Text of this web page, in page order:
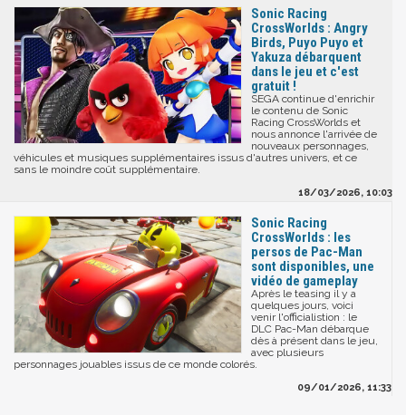
Sonic Racing
CrossWorlds : Angry
Birds, Puyo Puyo et
Yakuza débarquent
dans le jeu et c'est
gratuit !
SEGA continue d'enrichir
le contenu de Sonic
Racing CrossWorlds et
nous annonce l'arrivée de
nouveaux personnages,
véhicules et musiques supplémentaires issus d'autres univers, et ce
sans le moindre coût supplémentaire.
18/03/2026, 10:03
Sonic Racing
CrossWorlds : les
persos de Pac-Man
sont disponibles, une
vidéo de gameplay
Après le teasing il y a
quelques jours, voici
venir l'officialistion : le
DLC Pac-Man débarque
dès à présent dans le jeu,
avec plusieurs
personnages jouables issus de ce monde colorés.
09/01/2026, 11:33